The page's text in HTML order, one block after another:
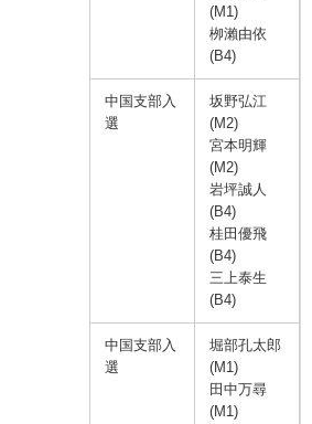
(M1)
栁瀨由依
(B4)
中国支部入
選
坂野弘江
(M2)
宮本明輝
(M2)
岩坪誠人
(B4)
桂⽥優飛
(B4)
三上泰生
(B4)
中国支部入
選
堀部孔太郎
(M1)
田中万尋
(M1)